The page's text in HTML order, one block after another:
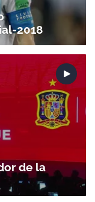
2018
de la